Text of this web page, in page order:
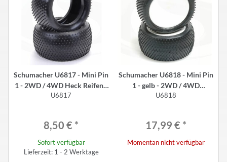
Schumacher U6817 - Mini Pin
1 - 2WD / 4WD Heck Reifen -
2.2" - GELB (2 Stück)
U6817
8,50 € *
Sofort verfügbar
Lieferzeit: 1 - 2 Werktage
Schumacher U6818 - Mini Pin
1 - gelb - 2WD / 4WD
Komplettrad hinten (2 Stück)
U6818
17,99 € *
Momentan nicht verfügbar